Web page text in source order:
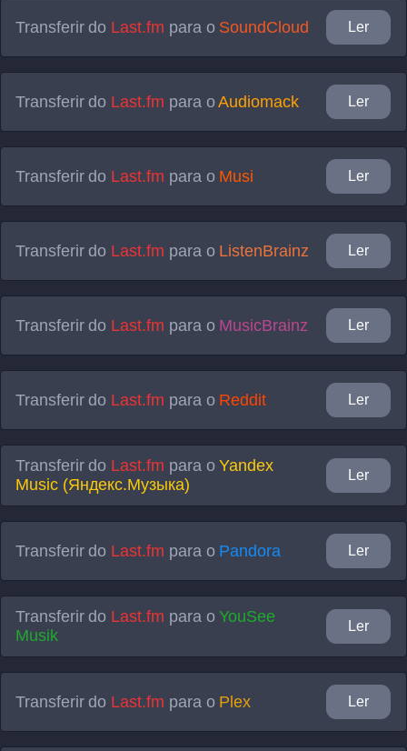
Transferir do Last.fm para o SoundCloud Ler
Transferir do Last.fm para oAudiomack Ler
Transferir do Last.fm para o Musi Ler
Transferir do Last.fm para o ListenBrainz Ler
Transferir do Last.fm para o MusicBrainz Ler
Transferir do Last.fm para o Reddit Ler
Transferir do Last.fm para oYandex
Music (Яндекс.Музыка)
Ler
Transferir do Last.fm para o Pandora Ler
Transferir do Last.fm para oYouSee
Musik
Ler
Transferir do Last.fm para o Plex Ler